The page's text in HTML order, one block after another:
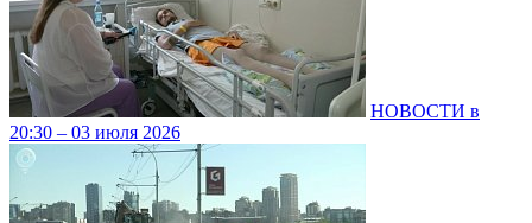
НОВОСТИ в
20:30 – 03 июля 2026